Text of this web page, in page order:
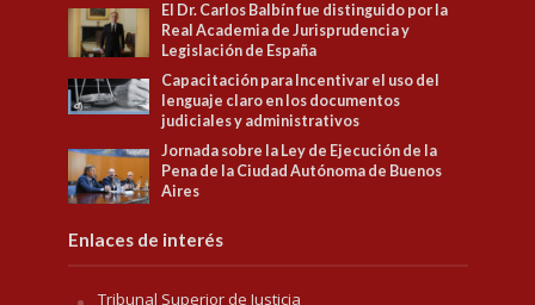
El Dr. Carlos Balbín fue distinguido por la
Real Academia de Jurisprudencia y
Legislación de España
Capacitación para Incentivar el uso del
lenguaje claro en los documentos
judiciales y administrativos
Jornada sobre la Ley de Ejecución de la
Pena de la Ciudad Autónoma de Buenos
Aires
Enlaces de interés
Tribunal Superior de Justicia